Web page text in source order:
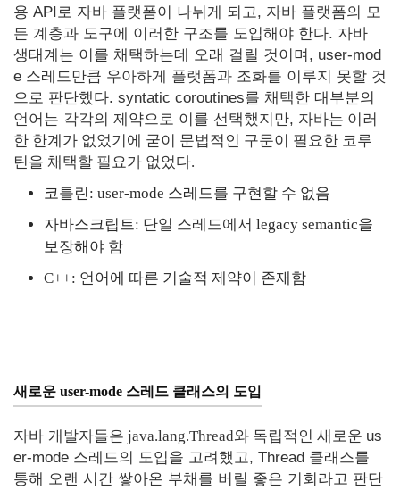
용 API로 자바 플랫폼이 나뉘게 되고, 자바 플랫폼의 모
든 계층과 도구에 이러한 구조를 도입해야 한다. 자바
생태계는 이를 채택하는데 오래 걸릴 것이며, user-mod
e 스레드만큼 우아하게 플랫폼과 조화를 이루지 못할 것
으로 판단했다. syntatic coroutines를 채택한 대부분의
언어는 각각의 제약으로 이를 선택했지만, 자바는 이러
한 한계가 없었기에 굳이 문법적인 구문이 필요한 코루
틴을 채택할 필요가 없었다.
코틀린: user-mode 스레드를 구현할 수 없음
자바스크립트: 단일 스레드에서 legacy semantic을
보장해야 함
C++: 언어에 따른 기술적 제약이 존재함
새로운 user-mode 스레드 클래스의 도입
자바 개발자들은 java.lang.Thread와 독립적인 새로운 us
er-mode 스레드의 도입을 고려했고, Thread 클래스를
통해 오랜 시간 쌓아온 부채를 버릴 좋은 기회라고 판단